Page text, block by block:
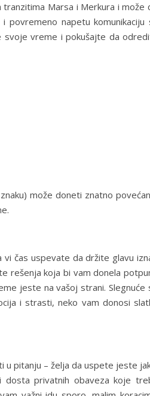
Marsa i Merkura i može
napetu komunikaciju
svoje vreme i pokušajte da
može doneti znatno
čas uspevate da držite glavu
rešenja koja bi vam donela
jeste na vašoj strani. Slegnuće
i strasti, neko vam donosi
pitanju – želja da uspete jeste
privatnih obaveza koje